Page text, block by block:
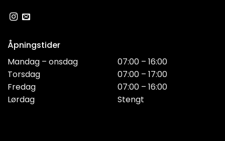
Åpningstider
Mandag – onsdag
Torsdag
Fredag
Lørdag
07:00 – 16:00
07:00 – 17:00
07:00 – 16:00
Stengt